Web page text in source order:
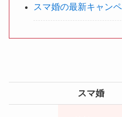
スマ婚の最新キャン
スマ婚